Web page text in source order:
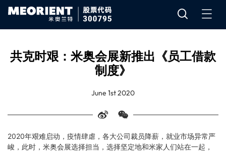
共克时艰：米奥会展新推出《员工借款
制度》
June 1st 2020
2020年艰难启动，疫情肆虐，各大公司裁员降薪，就业市场异常严
峻，此时，米奥会展选择担当，选择坚定地和米家人们站在一起，